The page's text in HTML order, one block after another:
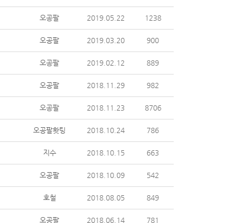
오공팔 2019.05.22 1238
오공팔 2019.03.20 900
오공팔 2019.02.12 889
오공팔 2018.11.29 982
오공팔 2018.11.23 8706
오공팔홧팅 2018.10.24 786
지수 2018.10.15 663
오공팔 2018.10.09 542
호철 2018.08.05 849
오공팔 2018.06.14 781